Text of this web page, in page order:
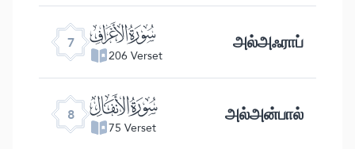
7 ﮓ
206 Verset அல்அஃராப்
8 ﮔ
75 Verset அல்அன்பால்